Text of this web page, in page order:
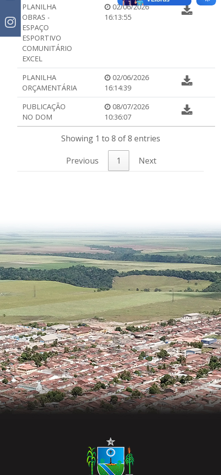
PLANILHA
OBRAS -
ESPAÇO
ESPORTIVO
COMUNITÁRIO
EXCEL
02/06/2026
16:13:55
PLANILHA
ORÇAMENTÁRIA
02/06/2026
16:14:39
PUBLICAÇÃO
NO DOM
08/07/2026
10:36:07
Showing 1 to 8 of 8 entries
Previous 1 Next